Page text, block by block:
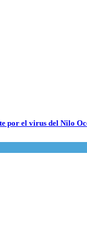
el virus del Nilo